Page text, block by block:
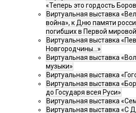
«Теперь это гордость
Виртуальная выставка
война», к Дню памяти
погибших в Первой
Виртуальная выставка
Новгородчины…»
Виртуальная выставка
музыки»
Виртуальная выставка
Виртуальная выставка
до Государя всея Руси»
Виртуальная выставка
Виртуальная выставка «С